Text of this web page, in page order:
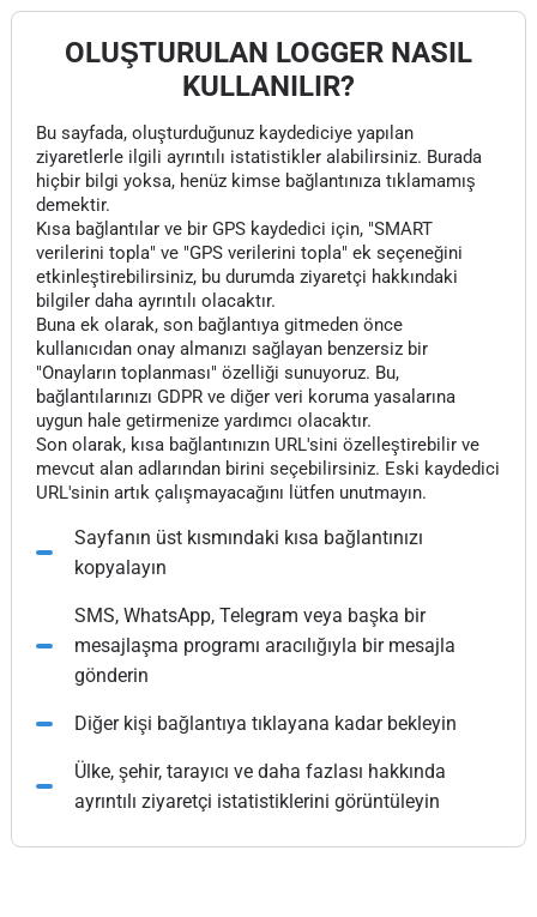
OLUŞTURULAN LOGGER NASIL
KULLANILIR?
Bu sayfada, oluşturduğunuz kaydediciye yapılan
ziyaretlerle ilgili ayrıntılı istatistikler alabilirsiniz. Burada
hiçbir bilgi yoksa, henüz kimse bağlantınıza tıklamamış
demektir.
Kısa bağlantılar ve bir GPS kaydedici için, "SMART
verilerini topla" ve "GPS verilerini topla" ek seçeneğini
etkinleştirebilirsiniz, bu durumda ziyaretçi hakkındaki
bilgiler daha ayrıntılı olacaktır.
Buna ek olarak, son bağlantıya gitmeden önce
kullanıcıdan onay almanızı sağlayan benzersiz bir
"Onayların toplanması" özelliği sunuyoruz. Bu,
bağlantılarınızı GDPR ve diğer veri koruma yasalarına
uygun hale getirmenize yardımcı olacaktır.
Son olarak, kısa bağlantınızın URL'sini özelleştirebilir ve
mevcut alan adlarından birini seçebilirsiniz. Eski kaydedici
URL'sinin artık çalışmayacağını lütfen unutmayın.
Sayfanın üst kısmındaki kısa bağlantınızı
kopyalayın
SMS, WhatsApp, Telegram veya başka bir
mesajlaşma programı aracılığıyla bir mesajla
gönderin
Diğer kişi bağlantıya tıklayana kadar bekleyin
Ülke, şehir, tarayıcı ve daha fazlası hakkında
ayrıntılı ziyaretçi istatistiklerini görüntüleyin